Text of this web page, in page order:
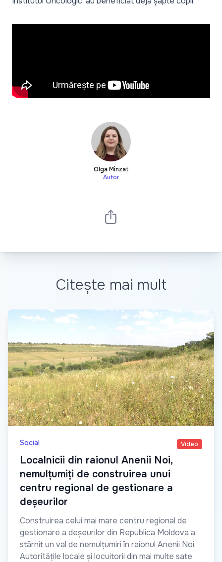
Olga Mînzat
Autor
Citește mai mult
Social Video
Localnicii din raionul Anenii Noi,
nemulțumiți de construirea unui
centru regional de gestionare a
deșeurilor
Construirea celui mai mare centru regional de
gestionare a deșeurilor din Republica Moldova a
stârnit un val de nemulțumiri în raionul Anenii Noi.
Autoritățile locale și locuitorii din mai multe sate